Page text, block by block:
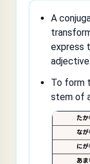
A
express
adjective.
To form
stem of